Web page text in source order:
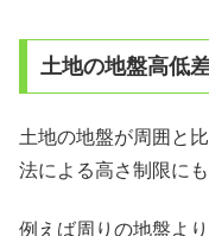
土地の地盤高低
土地の地盤が周囲と
法による高さ制限に
例えば周りの地盤よ